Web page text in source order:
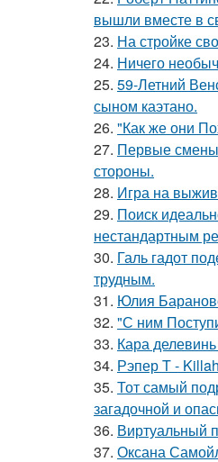
вышли вместе в
23. На стройке
24. Ничего
25. 59-Летний
сыном каэтано.
26. "Как же они
27. Первые смены
стороны.
28. Игра на
29. Поиск
нестандартным
30. Галь гадот
трудным.
31. Юлия
32. "С ним
33. Кара
34. Рэпер T -
35. Тот самый
загадочной и
36. Виртуальный
37. Оксана